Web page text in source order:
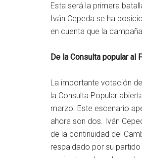
Esta será la primera
Iván Cepeda se ha
en cuenta que la
De la Consulta popular al
La importante votación
la Consulta Popular
marzo. Este escenario
ahora son dos. Iván
de la continuidad del
respaldado por su